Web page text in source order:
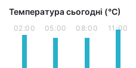
Температура сьогодні (°С)
02:00 05:00 08:00 11:00